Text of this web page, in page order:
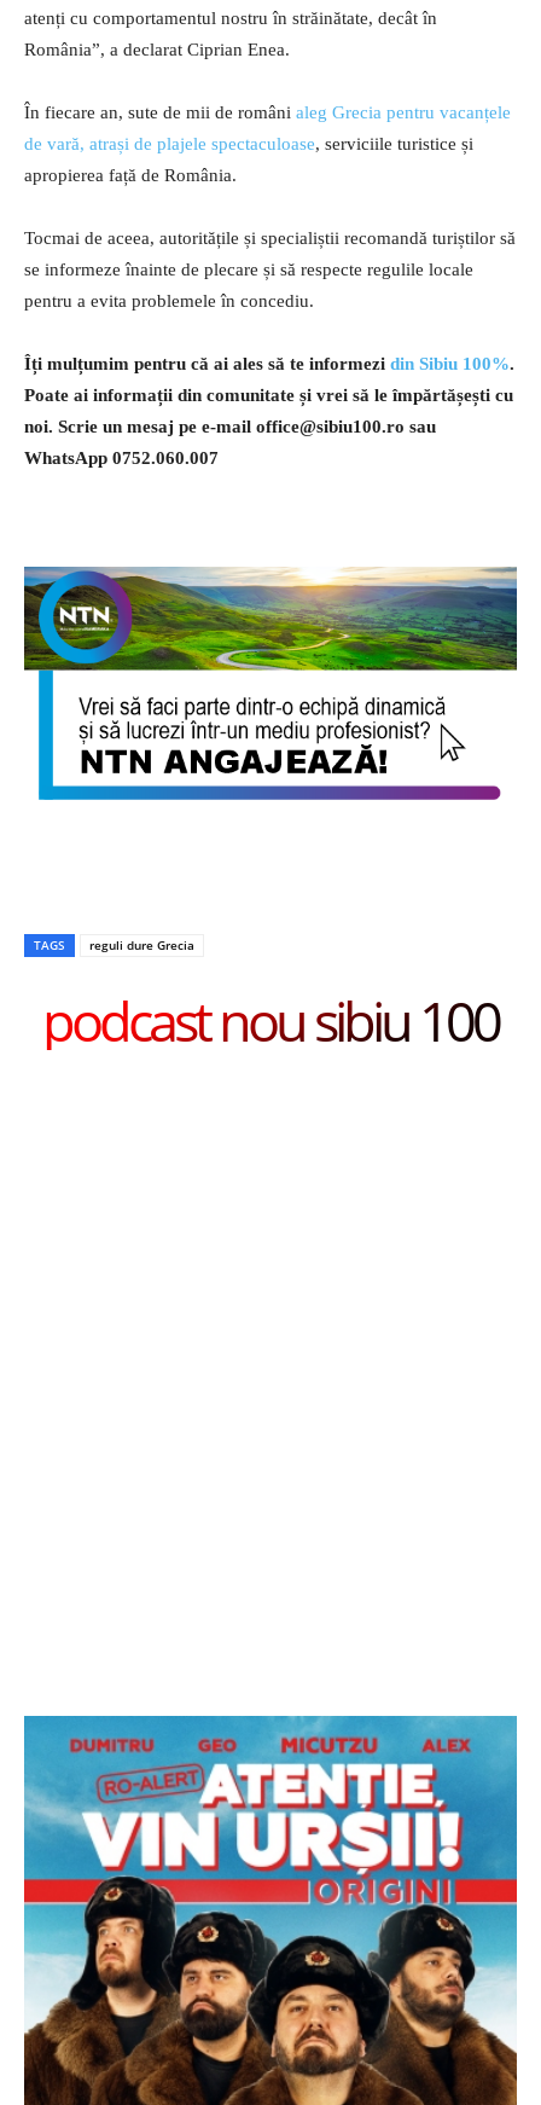
atenți cu comportamentul nostru în străinătate, decât în
România”, a declarat Ciprian Enea.
În fiecare an, sute de mii de români aleg Grecia pentru vacanțele
de vară, atrași de plajele spectaculoase, serviciile turistice și
apropierea față de România.
Tocmai de aceea, autoritățile și specialiștii recomandă turiștilor să
se informeze înainte de plecare și să respecte regulile locale
pentru a evita problemele în concediu.
Îți mulțumim pentru că ai ales să te informezi din Sibiu 100%.
Poate ai informații din comunitate și vrei să le împărtășești cu
noi. Scrie un mesaj pe e-mail office@sibiu100.ro sau
WhatsApp 0752.060.007
TAGS reguli dure Grecia
podcast nou sibiu 100